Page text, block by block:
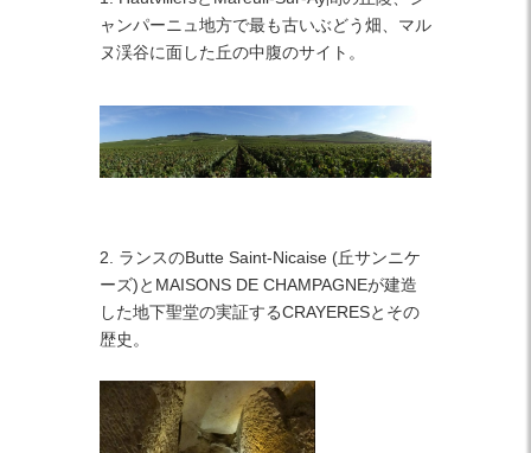
ャンパーニュ地方で最も古いぶどう畑、マル
ヌ渓谷に面した丘の中腹のサイト。
2. ランスのButte Saint-Nicaise (丘サンニケ
ーズ)とMAISONS DE CHAMPAGNEが建造
した地下聖堂の実証するCRAYERESとその
歴史。